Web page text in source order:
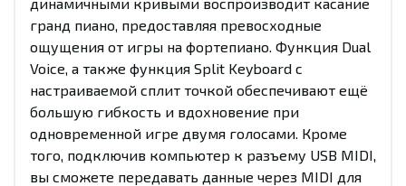
гранд пиано, предоставляя превосходные
ощущения от игры на фортепиано. Функция Dual
Voice, а также функция Split Keyboard с
настраиваемой сплит точкой обеспечивают ещё
большую гибкость и вдохновение при
одновременной игре двумя голосами. Кроме
того, подключив компьютер к разъему USB MIDI,
вы сможете передавать данные через MIDI для